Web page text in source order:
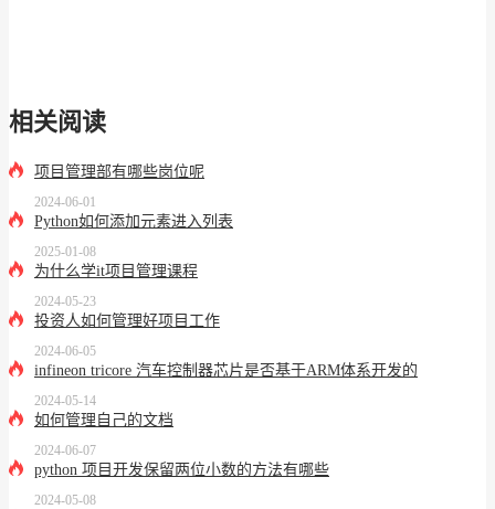
相关阅读
项目管理部有哪些岗位呢
2024-06-01
Python如何添加元素进入列表
2025-01-08
为什么学it项目管理课程
2024-05-23
投资人如何管理好项目工作
2024-06-05
infineon tricore 汽车控制器芯片是否基于ARM体系开发的
2024-05-14
如何管理自己的文档
2024-06-07
python 项目开发保留两位小数的方法有哪些
2024-05-08